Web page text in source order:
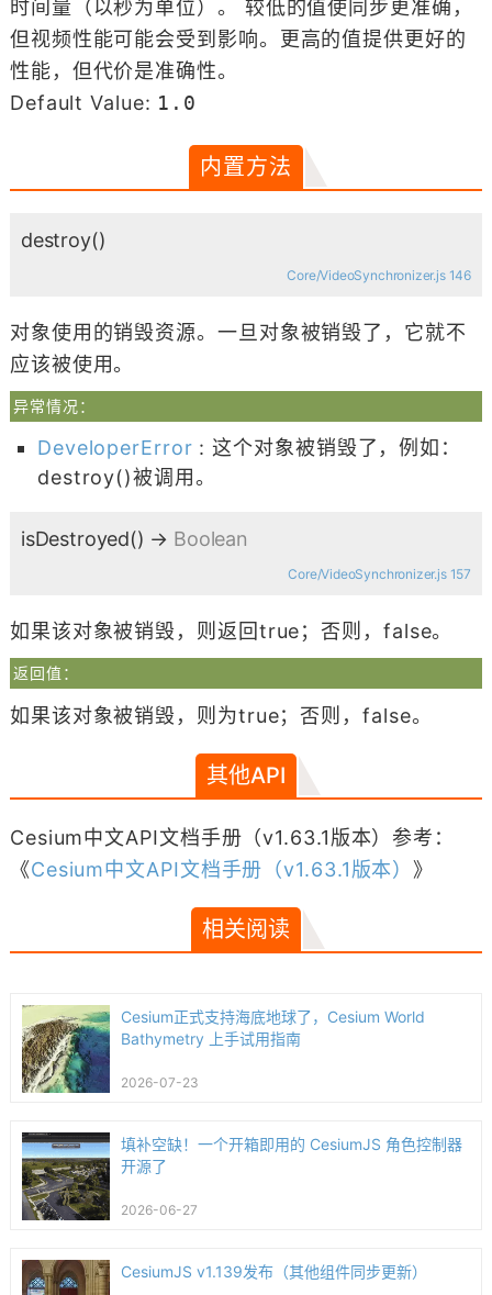
时间量（以秒为单位）。 较低的值使同步更准确，
但视频性能可能会受到影响。更高的值提供更好的
性能，但代价是准确性。
Default Value: 1.0
内置方法
destroy()
Core/VideoSynchronizer.js 146
对象使用的销毁资源。一旦对象被销毁了，它就不
应该被使用。
异常情况：
DeveloperError : 这个对象被销毁了，例如：
destroy()被调用。
isDestroyed() → Boolean
Core/VideoSynchronizer.js 157
如果该对象被销毁，则返回true；否则，false。
返回值：
如果该对象被销毁，则为true；否则，false。
其他API
Cesium中文API文档手册（v1.63.1版本）参考：
《Cesium中文API文档手册（v1.63.1版本） 》
相关阅读
Cesium正式支持海底地球了，Cesium World
Bathymetry 上手试用指南
2026-07-23
填补空缺！一个开箱即用的 CesiumJS 角色控制器
开源了
2026-06-27
CesiumJS v1.139发布（其他组件同步更新）